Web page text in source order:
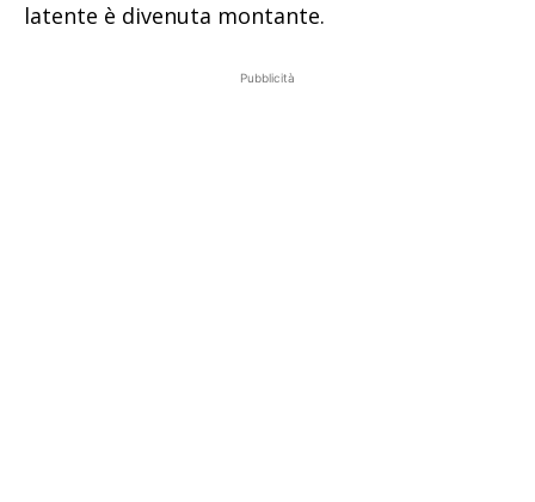
latente è divenuta montante.
Pubblicità